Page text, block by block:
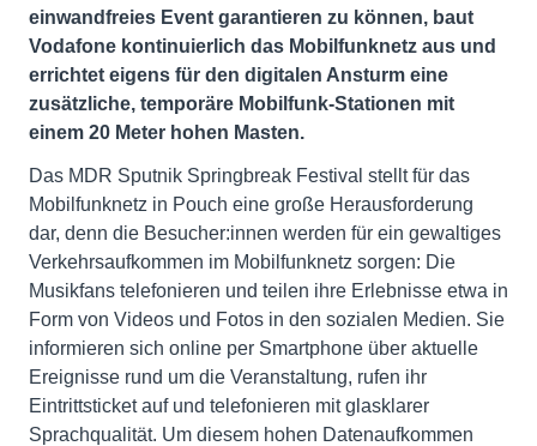
einwandfreies Event garantieren zu können, baut
Vodafone kontinuierlich das Mobilfunknetz aus und
errichtet eigens für den digitalen Ansturm eine
zusätzliche, temporäre Mobilfunk-Stationen mit
einem 20 Meter hohen Masten.
Das MDR Sputnik Springbreak Festival stellt für das
Mobilfunknetz in Pouch eine große Herausforderung
dar, denn die Besucher:innen werden für ein gewaltiges
Verkehrsaufkommen im Mobilfunknetz sorgen: Die
Musikfans telefonieren und teilen ihre Erlebnisse etwa in
Form von Videos und Fotos in den sozialen Medien. Sie
informieren sich online per Smartphone über aktuelle
Ereignisse rund um die Veranstaltung, rufen ihr
Eintrittsticket auf und telefonieren mit glasklarer
Sprachqualität. Um diesem hohen Datenaufkommen